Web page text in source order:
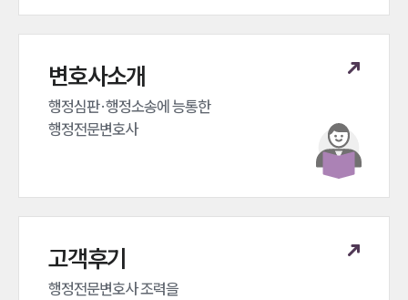
변호사소개
행정심판·행정소송에 능통한
행정전문변호사
고객후기
행정전문변호사 조력을